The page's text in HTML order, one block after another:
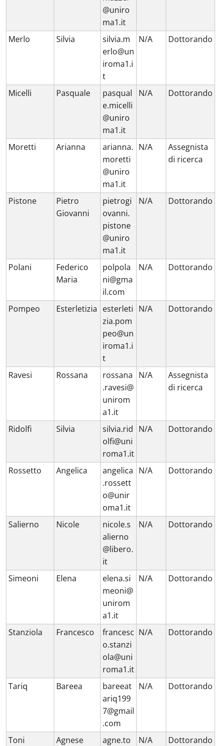
@uniro
ma1.it
Merlo
Silvia
silvia.m
erlo@un
iroma1.i
t
N/A Dottorando
Micelli Pasquale
pasqual
e.micelli
@uniro
ma1.it
N/A Dottorando
Moretti Arianna
arianna.
moretti
@uniro
ma1.it
N/A
Assegnista
di ricerca
Pistone
Pietro
Giovanni
pietrogi
ovanni.
pistone
@uniro
ma1.it
N/A Dottorando
Polani
Federico
Maria
polpola
ni@gma
il.com
N/A Dottorando
Pompeo Esterletizia esterleti
zia.pom
peo@un
iroma1.i
t
N/A Dottorando
Ravesi Rossana
rossana
.ravesi@
unirom
a1.it
N/A
Assegnista
di ricerca
Ridolfi Silvia
silvia.rid
olfi@uni
roma1.it
N/A Dottorando
Rossetto Angelica
angelica
.rossett
o@unir
oma1.it
N/A Dottorando
Salierno Nicole
nicole.s
alierno
@libero.
it
N/A Dottorando
Simeoni Elena
elena.si
meoni@
unirom
a1.it
N/A Dottorando
Stanziola Francesco
francesc
o.stanzi
ola@uni
roma1.it
N/A Dottorando
Tariq Bareea
bareeat
ariq199
7@gmail
.com
N/A Dottorando
Toni Agnese
agne.to
N/A Dottorando